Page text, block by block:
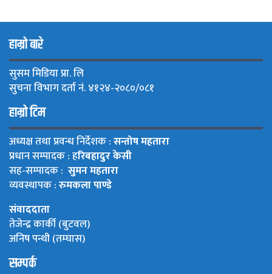
हाम्रो बारे
सुसम मिडिया प्रा. लि
सुचना विभाग दर्ता नं. ४१२४-२०८०/०८१
हाम्रो टिम
अध्यक्ष तथा प्रवन्ध निर्देशक :सन्तोष महतारा
प्रधान सम्पादक : हरिबहादुर केसी
सह-सम्पादक : सुमन महतारा
व्यवस्थापक :रुमकला पाण्डे
संवाददाता
तेजेन्द्र कार्की (बुटवल)
अनिष पन्थी (तम्घास)
सम्पर्क